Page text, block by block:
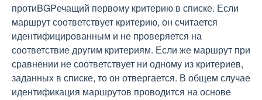
протиBGPечащий первому критерию в списке. Если
маршрут соответствует критерию, он считается
идентифицированным и не проверяется на
соответствие другим критериям. Если же маршрут при
сравнении не соответствует ни одному из критериев,
заданных в списке, то он отвергается. В общем случае
идентификация маршрутов проводится на основе